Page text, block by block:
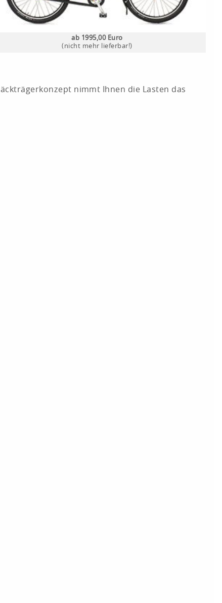
ab 1995,00 Euro
(nicht mehr lieferbar!)
nimmt Ihnen die Lasten das